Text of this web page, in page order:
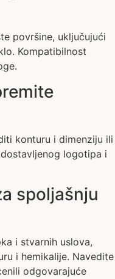
površine, uključujući
Kompatibilnost
konturu i dimenziju ili
logotipa i
spoljašnju
i stvarnih uslova,
i hemikalije. Navedite
odgovarajuće